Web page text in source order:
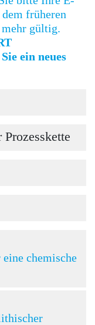
früheren
gültig.
ein neues
chemische